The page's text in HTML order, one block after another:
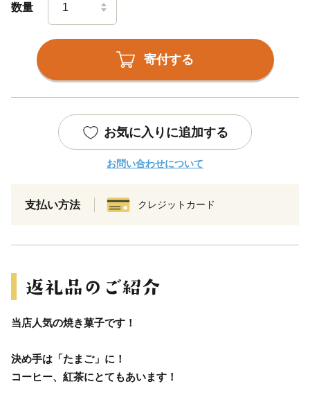
数量
寄付する
お気に入りに追加する
お問い合わせについて
支払い方法 クレジットカード
当店人気の焼き菓子です！
決め手は「たまご」に！
コーヒー、紅茶にとてもあいます！